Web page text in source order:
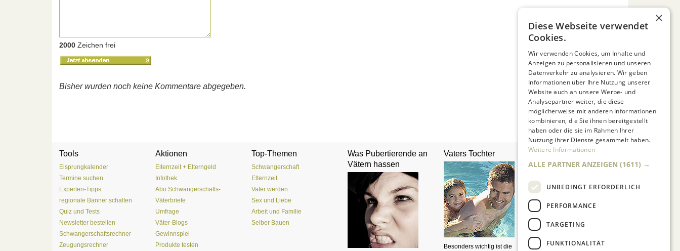
2000 Zeichen frei
Bisher wurden noch keine Kommentare abgegeben.
Tools
Eisprungkalender
Termine suchen
Experten-Tipps
regionale Banner schalten
Quiz und Tests
Newsletter bestellen
Schwangerschaftsrechner
Zeugungsrechner
Aktionen
Elternzeit + Elterngeld
Infothek
Abo Schwangerschafts-
Väterbriefe
Umfrage
Väter-Blogs
Gewinnspiel
Produkte testen
Top-Themen
Schwangerschaft
Elternzeit
Vater werden
Sex und Liebe
Arbeit und Familie
Selber Bauen
Was Pubertierende an
Vätern hassen
Vaters Tochter
Besonders wichtig ist die
Kinderkrankengeld
Wann und wie lange haben
×
Diese Webseite verwendet
Cookies.
Wir verwenden Cookies, um Inhalte und
Anzeigen zu personalisieren und unseren
Datenverkehr zu analysieren. Wir geben
Informationen über Ihre Nutzung unserer
Website auch an unsere Werbe- und
Analysepartner weiter, die diese
möglicherweise mit anderen Informationen
kombinieren, die Sie ihnen bereitgestellt
haben oder die sie im Rahmen Ihrer
Nutzung ihrer Dienste gesammelt haben.
Weitere Informationen
ALLE PARTNER ANZEIGEN (1611) →
UNBEDINGT ERFORDERLICH
PERFORMANCE
TARGETING
FUNKTIONALITÄT